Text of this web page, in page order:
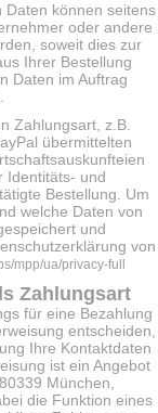
Daten können seitens
oder andere
soweit dies zur
Ihrer Bestellung
Daten im Auftrag
Zahlungsart, z.B.
übermittelten
Identitäts- und
Bestellung. Um
welche Daten von
und
von
mpp/ua/privacy-full
Zahlungsart
für eine Bezahlung
entscheiden,
Ihre Kontaktdaten
ist ein Angebot
München,
die Funktion eines